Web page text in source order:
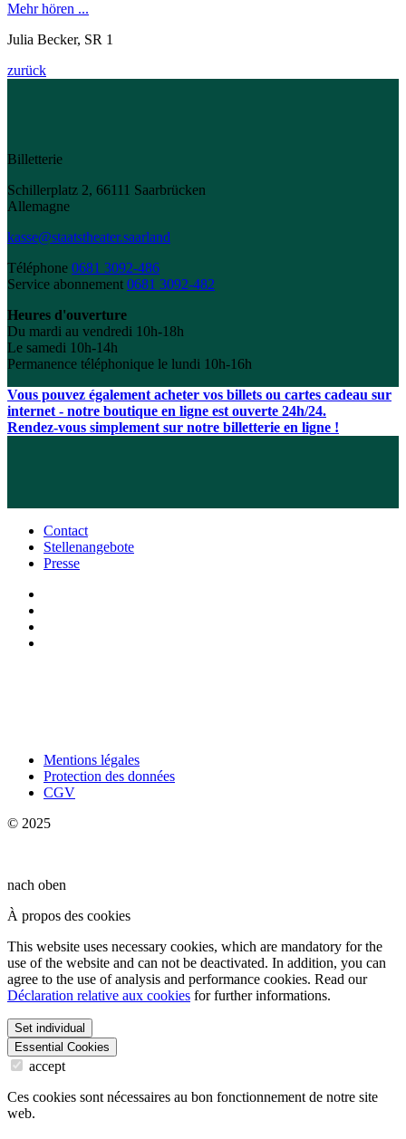
Mehr hören ...
Julia Becker, SR 1
zurück
Billetterie
Schillerplatz 2, 66111 Saarbrücken
Allemagne
kasse@staatstheater.saarland
Téléphone 0681 3092-486
Service abonnement 0681 3092-482
Heures d'ouverture
Du mardi au vendredi 10h-18h
Le samedi 10h-14h
Permanence téléphonique le lundi 10h-16h
Vous pouvez également acheter vos billets ou cartes cadeau sur
internet - notre boutique en ligne est ouverte 24h/24.
Rendez-vous simplement sur notre billetterie en ligne !
Contact
Stellenangebote
Presse
Mentions légales
Protection des données
CGV
© 2025
nach oben
À propos des cookies
This website uses necessary cookies, which are mandatory for the
use of the website and can not be deactivated. In addition, you can
agree to the use of analysis and performance cookies. Read our
Déclaration relative aux cookies for further informations.
Set individual
Essential Cookies
accept
Ces cookies sont nécessaires au bon fonctionnement de notre site
web.